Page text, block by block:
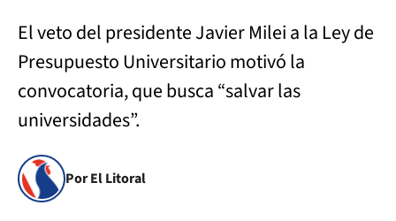
El veto del presidente Javier Milei a la Ley de
Presupuesto Universitario motivó la
convocatoria, que busca “salvar las
universidades”.
Por El Litoral